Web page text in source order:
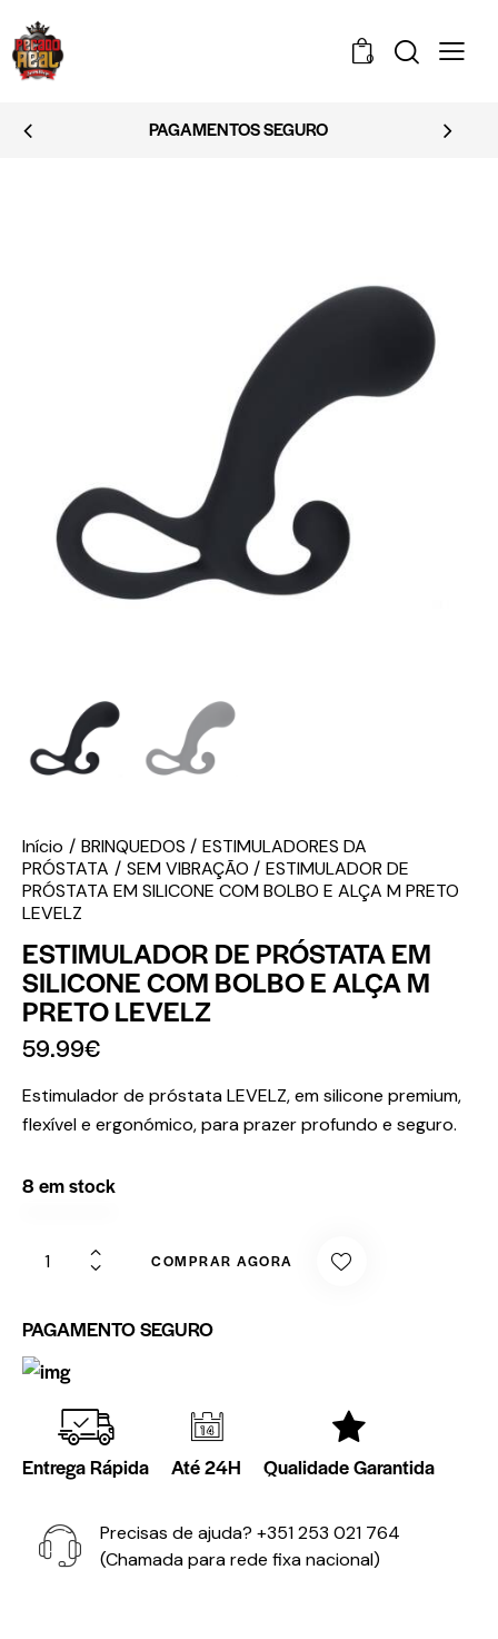
0
PAGAMENTOS SEGURO
Início BRINQUEDOS
ESTIMULADORES DA
PRÓSTATA
SEM VIBRAÇÃO
ESTIMULADOR DE
PRÓSTATA EM SILICONE COM BOLBO E ALÇA M PRETO
LEVELZ
ESTIMULADOR DE PRÓSTATA EM
SILICONE COM BOLBO E ALÇA M
PRETO LEVELZ
59.99€
Estimulador de próstata LEVELZ, em silicone premium,
flexível e ergonómico, para prazer profundo e seguro.
8 em stock
COMPRAR AGORA
PAGAMENTO SEGURO
Entrega Rápida Até 24H Qualidade Garantida
Precisas de ajuda? +351 253 021 764
(Chamada para rede fixa nacional)